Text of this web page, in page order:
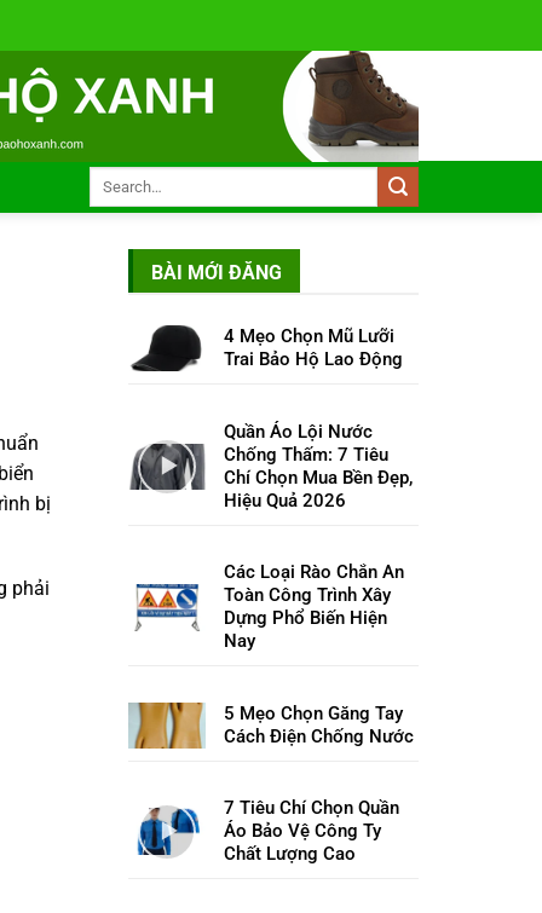
bị
phải
BÀI MỚI ĐĂNG
4 Mẹo Chọn Mũ Lưỡi
Trai Bảo Hộ Lao Động
Quần Áo Lội Nước
Chống Thấm: 7 Tiêu
Chí Chọn Mua Bền Đẹp,
Hiệu Quả 2026
Các Loại Rào Chắn An
Toàn Công Trình Xây
Dựng Phổ Biến Hiện
Nay
5 Mẹo Chọn Găng Tay
Cách Điện Chống Nước
7 Tiêu Chí Chọn Quần
Áo Bảo Vệ Công Ty
Chất Lượng Cao